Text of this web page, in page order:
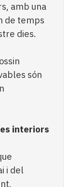
amb una
de temps
dies.
són
interiors
i del